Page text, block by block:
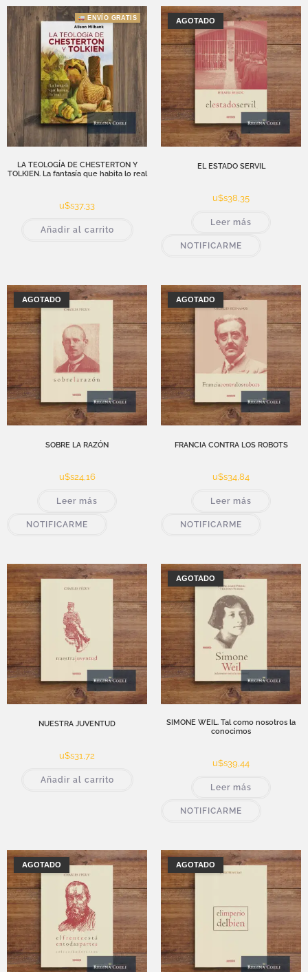
ENVÍO GRATIS
LA TEOLOGÍA DE CHESTERTON Y
TOLKIEN. La fantasía que habita lo real
u$s37,33
Añadir al carrito
AGOTADO
EL ESTADO SERVIL
u$s38,35
Leer más
NOTIFICARME
AGOTADO
SOBRE LA RAZÓN
u$s24,16
Leer más
NOTIFICARME
AGOTADO
FRANCIA CONTRA LOS ROBOTS
u$s34,84
Leer más
NOTIFICARME
NUESTRA JUVENTUD
u$s31,72
Añadir al carrito
AGOTADO
SIMONE WEIL. Tal como nosotros la
conocimos
u$s39,44
Leer más
NOTIFICARME
AGOTADO AGOTADO